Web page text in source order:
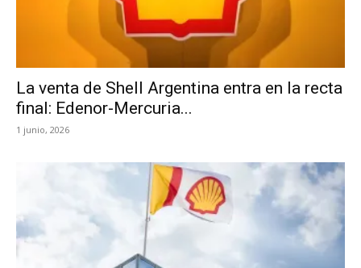
La venta de Shell Argentina entra en la recta
final: Edenor-Mercuria...
1 junio, 2026